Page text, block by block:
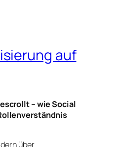
auf
– wie Social
über